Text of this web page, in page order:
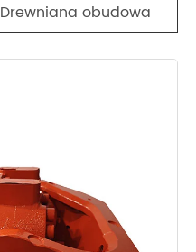
Drewniana obudowa